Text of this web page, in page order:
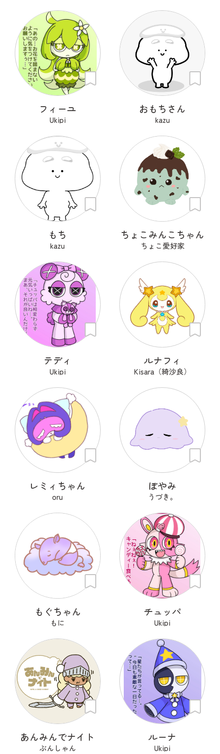
フィーユ
Ukipi
おもちさん
kazu
もち
kazu
ちょこみんこちゃん
ちょこ愛好家
テディ
Ukipi
ルナフィ
Kisara（綺沙良）
レミィちゃん
oru
ぽやみ
うづき。
もぐちゃん
もに
チュッパ
Ukipi
あんみんでナイト
ぶんしゃん
ルーナ
Ukipi